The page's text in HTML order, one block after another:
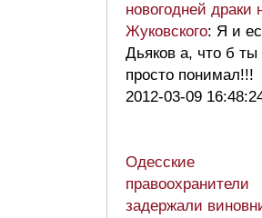
новогодней драки
Жуковского: Я и
Дьяков а, что б ты
просто понимал!!!
2012-03-09
Одесские
правоохранители
задержали